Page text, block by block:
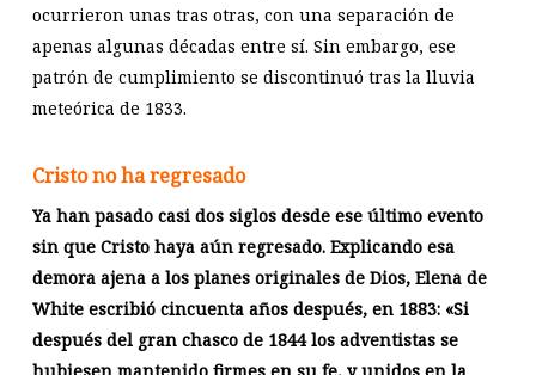
ocurrieron unas tras otras, con una separación de
apenas algunas décadas entre sí. Sin embargo, ese
patrón de cumplimiento se discontinuó tras la lluvia
meteórica de 1833.
Cristo no ha regresado
Ya han pasado casi dos siglos desde ese último evento
sin que Cristo haya aún regresado. Explicando esa
demora ajena a los planes originales de Dios, Elena de
White escribió cincuenta años después, en 1883: «Si
después del gran chasco de 1844 los adventistas se